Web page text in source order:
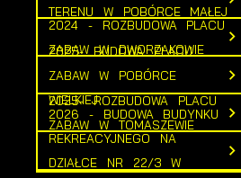
TERENU W POBÓRCE MAŁEJ
2024 - ROZBUDOWA PLACU
ZABAW W DWORZAKOWIE
2025- BUDOWA PLACU
ZABAW W POBÓRCE
WIELKIEJ
2025- ROZBUDOWA PLACU
ZABAW W TOMASZEWIE
2026 - BUDOWA BUDYNKU
REKREACYJNEGO NA
DZIAŁCE NR 22/3 W